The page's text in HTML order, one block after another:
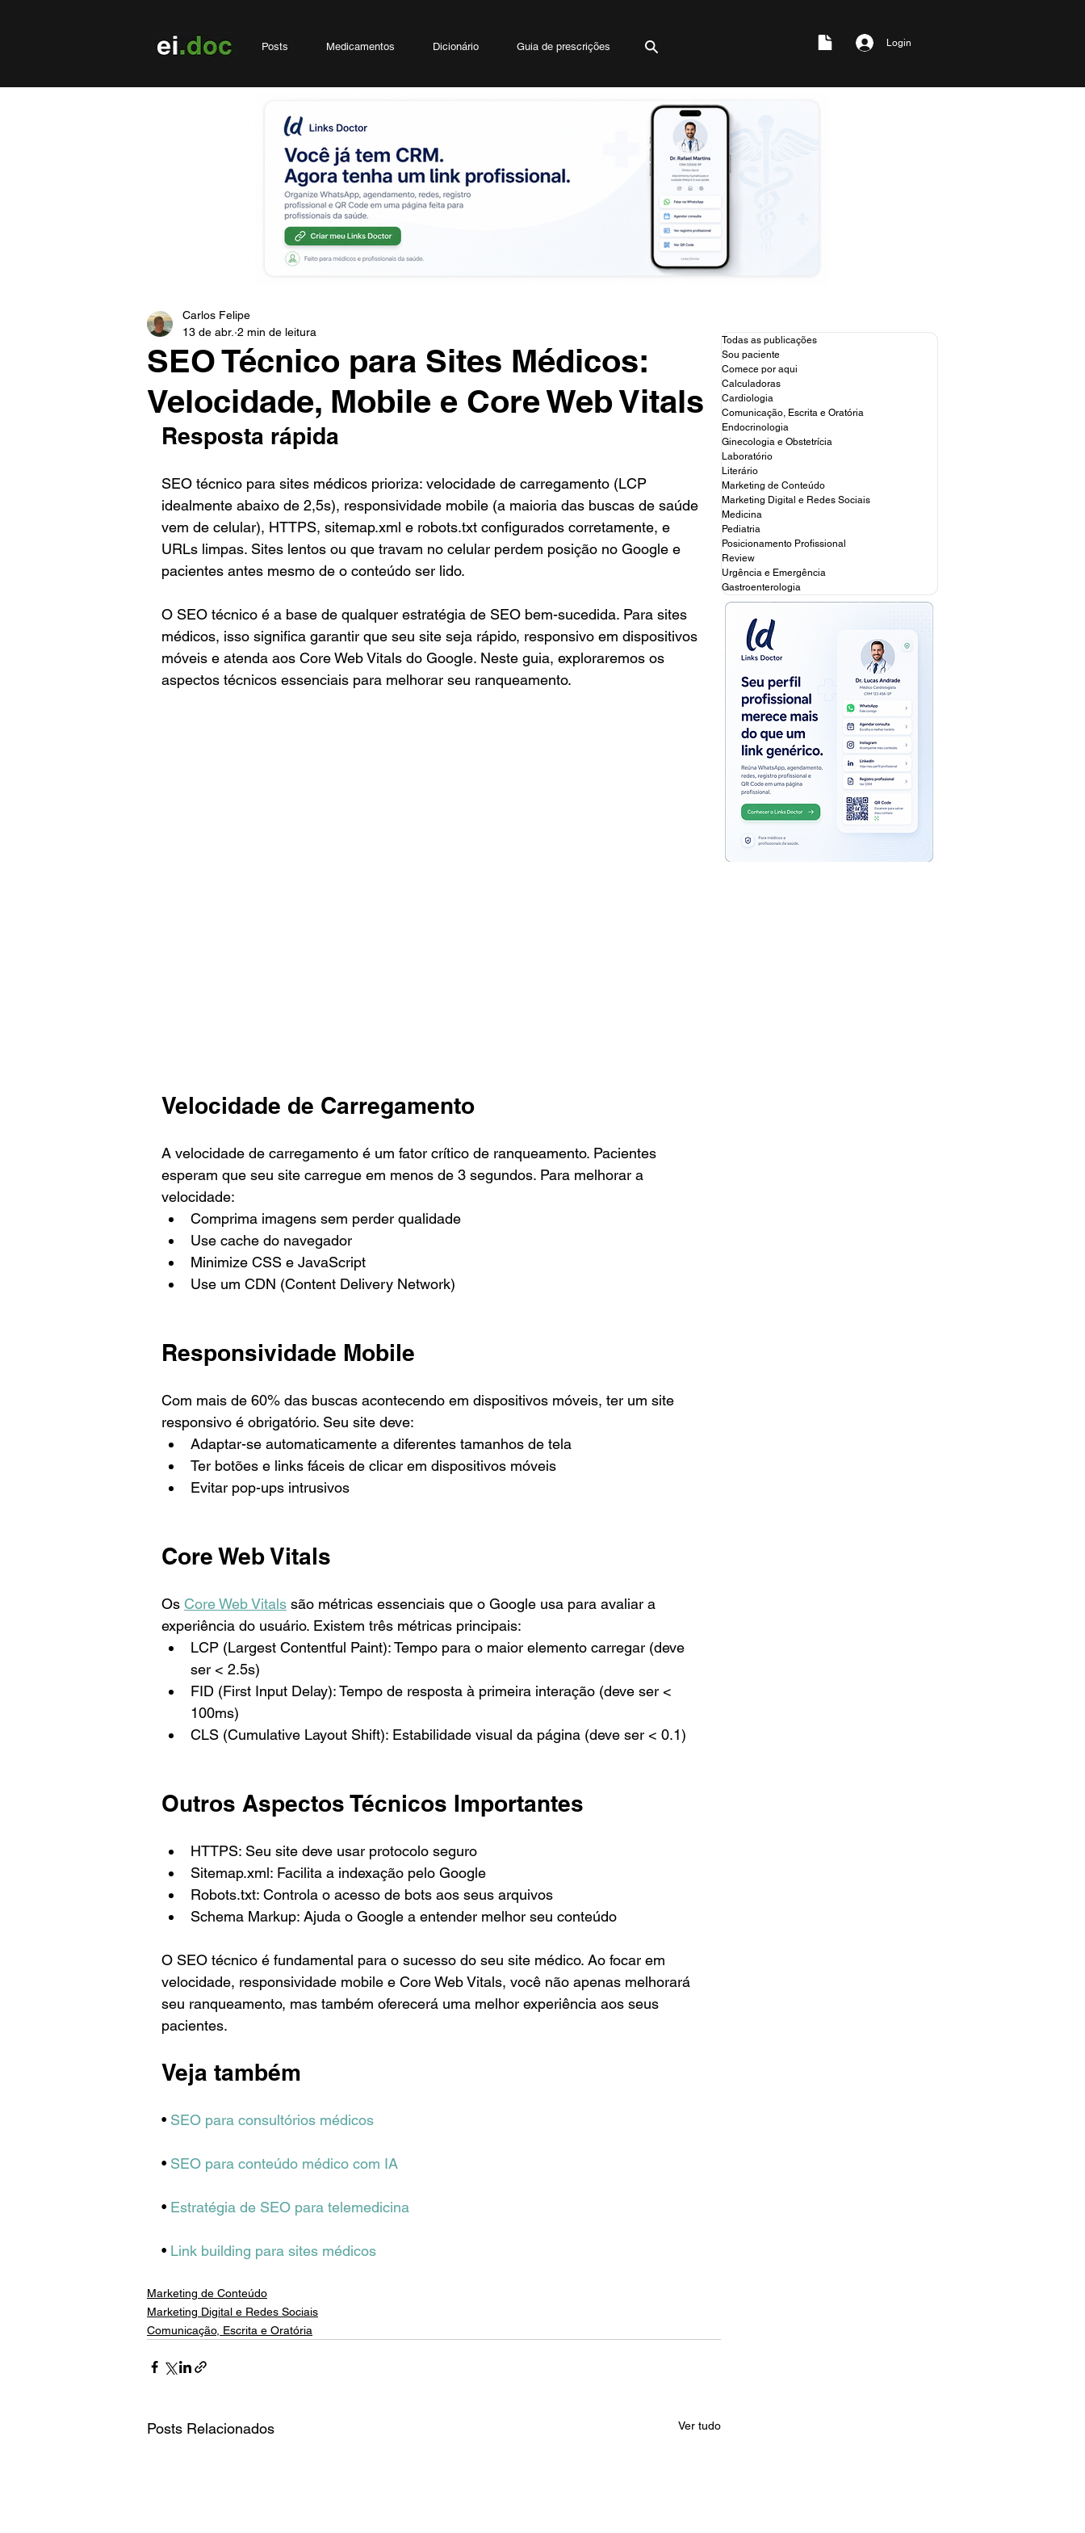
Posts Medicamentos Dicionário Guia de prescrições Login
SEO Técnico para Sites Médicos:
Velocidade, Mobile e Core Web Vitals
Carlos Felipe
13 de abr. 2 min de leitura
Resposta rápida
SEO técnico para sites médicos prioriza: velocidade de carregamento (LCP
idealmente abaixo de 2,5s), responsividade mobile (a maioria das buscas de saúde
vem de celular), HTTPS, sitemap.xml e robots.txt configurados corretamente, e
URLs limpas. Sites lentos ou que travam no celular perdem posição no Google e
pacientes antes mesmo de o conteúdo ser lido.
O SEO técnico é a base de qualquer estratégia de SEO bem-sucedida. Para sites
médicos, isso significa garantir que seu site seja rápido, responsivo em dispositivos
móveis e atenda aos Core Web Vitals do Google. Neste guia, exploraremos os
aspectos técnicos essenciais para melhorar seu ranqueamento.
Velocidade de Carregamento
A velocidade de carregamento é um fator crítico de ranqueamento. Pacientes
esperam que seu site carregue em menos de 3 segundos. Para melhorar a
velocidade:
Comprima imagens sem perder qualidade
Use cache do navegador
Minimize CSS e JavaScript
Use um CDN (Content Delivery Network)
Responsividade Mobile
Com mais de 60% das buscas acontecendo em dispositivos móveis, ter um site
responsivo é obrigatório. Seu site deve:
Adaptar-se automaticamente a diferentes tamanhos de tela
Ter botões e links fáceis de clicar em dispositivos móveis
Evitar pop-ups intrusivos
Core Web Vitals
Os Core Web Vitals são métricas essenciais que o Google usa para avaliar a
experiência do usuário. Existem três métricas principais:
LCP (Largest Contentful Paint): Tempo para o maior elemento carregar (deve
ser < 2.5s)
FID (First Input Delay): Tempo de resposta à primeira interação (deve ser <
100ms)
CLS (Cumulative Layout Shift): Estabilidade visual da página (deve ser < 0.1)
Outros Aspectos Técnicos Importantes
HTTPS: Seu site deve usar protocolo seguro
Sitemap.xml: Facilita a indexação pelo Google
Robots.txt: Controla o acesso de bots aos seus arquivos
Schema Markup: Ajuda o Google a entender melhor seu conteúdo
O SEO técnico é fundamental para o sucesso do seu site médico. Ao focar em
velocidade, responsividade mobile e Core Web Vitals, você não apenas melhorará
seu ranqueamento, mas também oferecerá uma melhor experiência aos seus
pacientes.
Veja também
• SEO para consultórios médicos
• SEO para conteúdo médico com IA
• Estratégia de SEO para telemedicina
• Link building para sites médicos
Marketing de Conteúdo
Marketing Digital e Redes Sociais
Comunicação, Escrita e Oratória
Posts Relacionados Ver tudo
Todas as publicações
Sou paciente
Comece por aqui
Calculadoras
Cardiologia
Comunicação, Escrita e Oratória
Endocrinologia
Ginecologia e Obstetrícia
Laboratório
Literário
Marketing de Conteúdo
Marketing Digital e Redes Sociais
Medicina
Pediatria
Posicionamento Profissional
Review
Urgência e Emergência
Gastroenterologia